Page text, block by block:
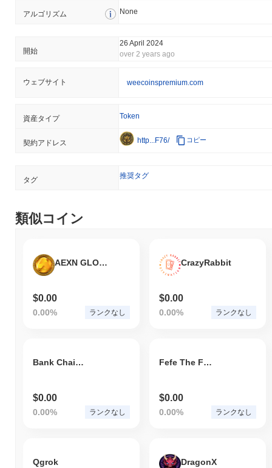
$0.221141
史上最安値（ATL）：
$0.00
Weecoins Premiumは現在、ATHより~99.97%低く取引されてい
Weecoins Premiumは、より広範な暗号市場と比較
過去7日間で、Weecoins Premiumは0.00%上昇し、
な市場のモメンタムと比較して、WCPの価格アクションにおける
強いパフォーマンスを示しています。
アルゴリズム None
開始
26 April 2024
over 2 years ago
ウェブサイト weecoinspremium.com
資産タイプ Token
契約アドレス http...F76/ コピー
タグ 推奨タグ
類似コイン
AEXN GLOBAL COIN
$0.00
0.00% ランクなし
CrazyRabbit
$0.00
0.00% ランクなし
Bank Chain Coin
$0.00
0.00% ランクなし
Fefe The Frog
$0.00
0.00% ランクなし
Qgrok DragonX